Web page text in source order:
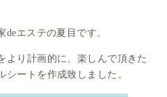
エステの夏目です。
より計画的に、楽しんで頂きた
シートを作成致しました。